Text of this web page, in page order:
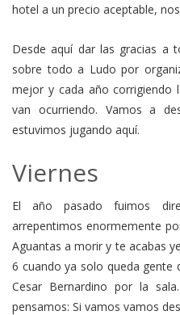
hotel a un precio aceptable,
Desde aquí dar las gracias a
sobre todo a Ludo por
mejor y cada año
van ocurriendo. Vamos a
estuvimos jugando aquí.
Viernes
El año pasado fuimos
arrepentimos enormemente
Aguantas a morir y te acabas
6 cuando ya solo queda
Cesar Bernardino por la
pensamos: Si vamos vamos